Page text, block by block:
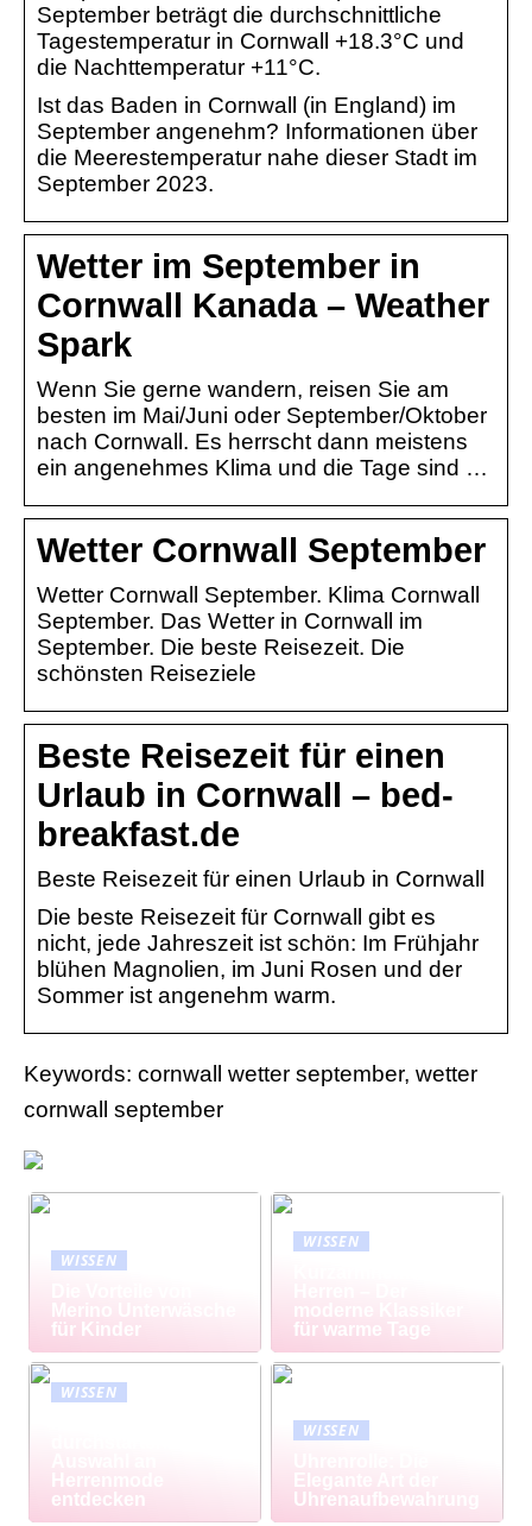
September beträgt die durchschnittliche
Tagestemperatur in Cornwall +18.3°C und
die Nachttemperatur +11°C.
Ist das Baden in Cornwall (in England) im
September angenehm? Informationen über
die Meerestemperatur nahe dieser Stadt im
September 2023.
Wetter im September in
Cornwall Kanada – Weather
Spark
Wenn Sie gerne wandern, reisen Sie am
besten im Mai/Juni oder September/Oktober
nach Cornwall. Es herrscht dann meistens
ein angenehmes Klima und die Tage sind …
Wetter Cornwall September
Wetter Cornwall September. Klima Cornwall
September. Das Wetter in Cornwall im
September. Die beste Reisezeit. Die
schönsten Reiseziele
Beste Reisezeit für einen
Urlaub in Cornwall – bed-
breakfast.de
Beste Reisezeit für einen Urlaub in Cornwall
Die beste Reisezeit für Cornwall gibt es
nicht, jede Jahreszeit ist schön: Im Frühjahr
blühen Magnolien, im Juni Rosen und der
Sommer ist angenehm warm.
Keywords: cornwall wetter september, wetter
cornwall september
WISSEN
Merino Unterwäsche
für Kinder
WISSEN
moderne Klassiker
für warme Tage
WISSEN
Herrenmode
entdecken
WISSEN
Elegante Art der
Uhrenaufbewahrung